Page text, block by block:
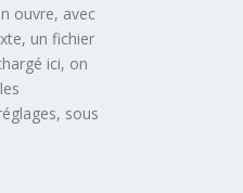
ouvre, avec
un fichier
ici, on
sous